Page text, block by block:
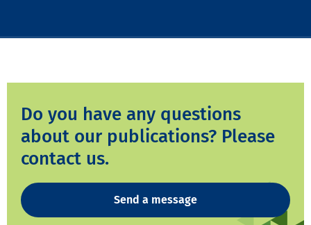
Do you have any questions
about our publications? Please
contact us.
Send a message